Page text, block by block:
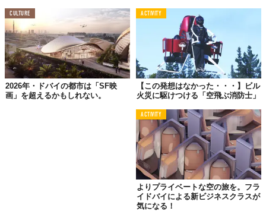
CULTURE
2026年・ドバイの都市は「SF映
画」を超えるかもしれない。
ACTIVITY
【この発想はなかった・・・】ビル
火災に駆けつける「空飛ぶ消防士」
ACTIVITY
よりプライベートな空の旅を。フラ
イドバイによる新ビジネスクラスが
気になる！